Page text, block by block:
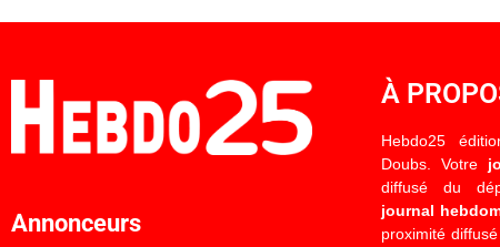
Annonceurs
À
Hebdo25
Doubs. Votre
diffusé du
journal
proximité diffusé